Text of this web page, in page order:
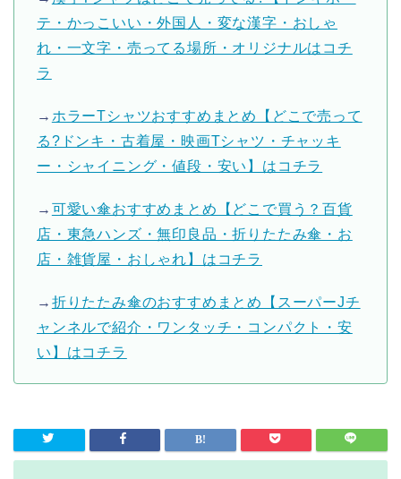
テ・かっこいい・外国人・変な漢字・おしゃ
れ・一文字・売ってる場所・オリジナルはコチ
ラ
→ ホラーTシャツおすすめまとめ【どこで売って
る?ドンキ・古着屋・映画Tシャツ・チャッキ
ー・シャイニング・値段・安い】はコチラ
→ 可愛い傘おすすめまとめ【どこで買う？百貨
店・東急ハンズ・無印良品・折りたたみ傘・お
店・雑貨屋・おしゃれ】はコチラ
→ 折りたたみ傘のおすすめまとめ【スーパーJチ
ャンネルで紹介・ワンタッチ・コンパクト・安
い】はコチラ